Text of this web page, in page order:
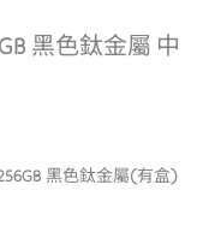
黑色鈦金屬 中
黑色鈦金屬(有盒)